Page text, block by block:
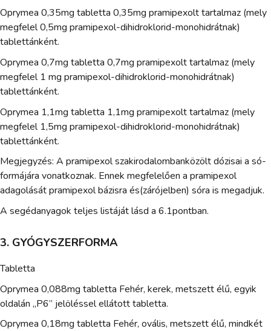
Oprymea 0,35mg tabletta 0,35mg pramipexolt tartalmaz (mely
megfelel 0,5mg pramipexol-dihidroklorid-monohidrátnak)
tablettánként.
Oprymea 0,7mg tabletta 0,7mg pramipexolt tartalmaz (mely
megfelel 1 mg pramipexol-dihidroklorid-monohidrátnak)
tablettánként.
Oprymea 1,1mg tabletta 1,1mg pramipexolt tartalmaz (mely
megfelel 1,5mg pramipexol-dihidroklorid-monohidrátnak)
tablettánként.
Megjegyzés: A pramipexol szakirodalombanközölt dózisai a só-
formájára vonatkoznak. Ennek megfelelően a pramipexol
adagolását pramipexol bázisra és(zárójelben) sóra is megadjuk.
A segédanyagok teljes listáját lásd a 6.1pontban.
3. GYÓGYSZERFORMA
Tabletta
Oprymea 0,088mg tabletta Fehér, kerek, metszett élű, egyik
oldalán „P6” jelöléssel ellátott tabletta.
Oprymea 0,18mg tabletta Fehér, ovális, metszett élű, mindkét